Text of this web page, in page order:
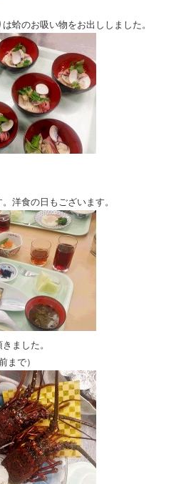
蛤のお吸い物をお出ししました。
洋食の日もございます。
ました。
まで）